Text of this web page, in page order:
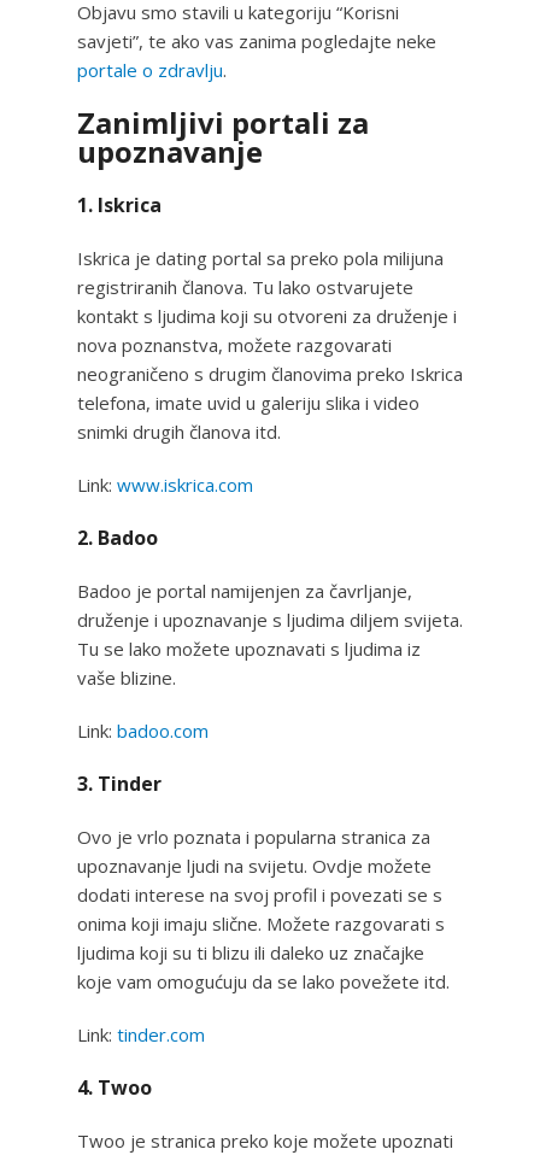
Objavu smo stavili u kategoriju “Korisni
savjeti”, te ako vas zanima pogledajte neke
portale o zdravlju.
Zanimljivi portali za
upoznavanje
1. Iskrica
Iskrica je dating portal sa preko pola milijuna
registriranih članova. Tu lako ostvarujete
kontakt s ljudima koji su otvoreni za druženje i
nova poznanstva, možete razgovarati
neograničeno s drugim članovima preko Iskrica
telefona, imate uvid u galeriju slika i video
snimki drugih članova itd.
Link: www.iskrica.com
2. Badoo
Badoo je portal namijenjen za čavrljanje,
druženje i upoznavanje s ljudima diljem svijeta.
Tu se lako možete upoznavati s ljudima iz
vaše blizine.
Link: badoo.com
3. Tinder
Ovo je vrlo poznata i popularna stranica za
upoznavanje ljudi na svijetu. Ovdje možete
dodati interese na svoj profil i povezati se s
onima koji imaju slične. Možete razgovarati s
ljudima koji su ti blizu ili daleko uz značajke
koje vam omogućuju da se lako povežete itd.
Link: tinder.com
4. Twoo
Twoo je stranica preko koje možete upoznati